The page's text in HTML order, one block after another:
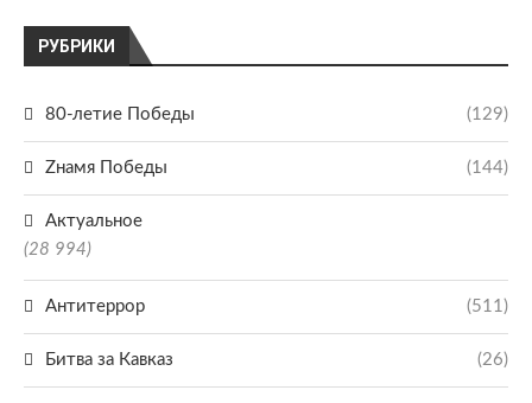
РУБРИКИ
80-летие Победы (129)
Zнамя Победы (144)
Актуальное
(28 994)
Антитеррор (511)
Битва за Кавказ (26)